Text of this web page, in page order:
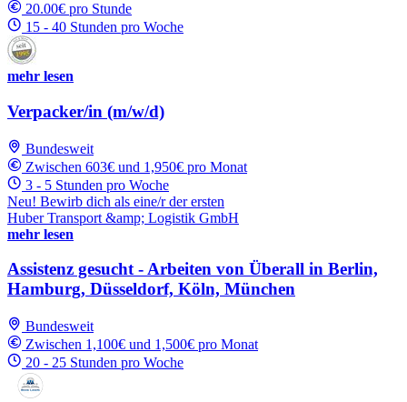
20.00€ pro Stunde
15 - 40 Stunden pro Woche
mehr lesen
Verpacker/in (m/w/d)
Bundesweit
Zwischen 603€ und 1,950€ pro Monat
3 - 5 Stunden pro Woche
Neu! Bewirb dich als eine/r der ersten
Huber Transport &amp; Logistik GmbH
mehr lesen
Assistenz gesucht - Arbeiten von Überall in Berlin,
Hamburg, Düsseldorf, Köln, München
Bundesweit
Zwischen 1,100€ und 1,500€ pro Monat
20 - 25 Stunden pro Woche